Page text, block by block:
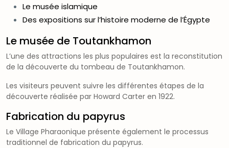
Le musée islamique
Des expositions sur l’histoire moderne de l’Égypte
Le musée de Toutankhamon
L’une des attractions les plus populaires est la reconstitution
de la découverte du tombeau de Toutankhamon.
Les visiteurs peuvent suivre les différentes étapes de la
découverte réalisée par Howard Carter en 1922.
Fabrication du papyrus
Le Village Pharaonique présente également le processus
traditionnel de fabrication du papyrus.